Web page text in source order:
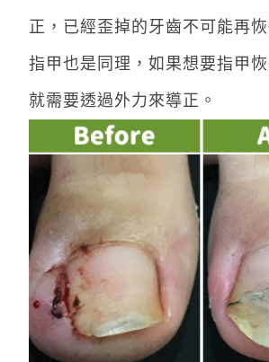
正，已經歪掉的牙齒不可能再恢
指甲也是同理，如果想要指甲恢
就需要透過外力來導正。